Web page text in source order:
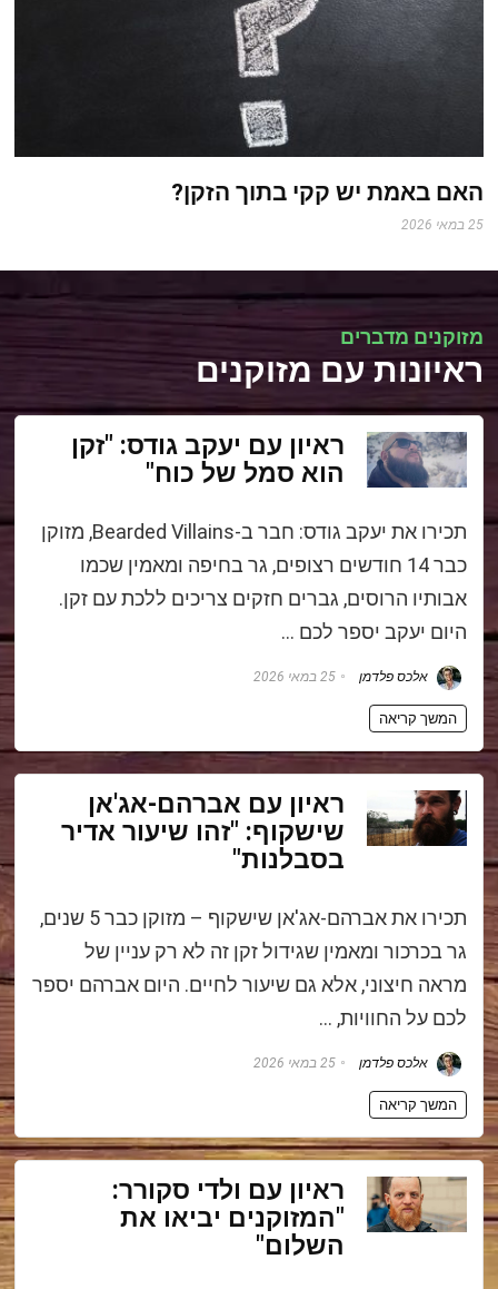
האם באמת יש קקי בתוך הזקן?
25 במאי 2026
מזוקנים מדברים
ראיונות עם מזוקנים
ראיון עם יעקב גודס: "זקן
הוא סמל של כוח"
תכירו את יעקב גודס: חבר ב-Bearded Villains, מזוקן
כבר 14 חודשים רצופים, גר בחיפה ומאמין שכמו
אבותיו הרוסים, גברים חזקים צריכים ללכת עם זקן.
היום יעקב יספר לכם …
אלכס פלדמן 25 במאי 2026
המשך קריאה
ראיון עם אברהם-אג'אן
שישקוף: "זהו שיעור אדיר
בסבלנות"
תכירו את אברהם-אג'אן שישקוף – מזוקן כבר 5 שנים,
גר בכרכור ומאמין שגידול זקן זה לא רק עניין של
מראה חיצוני, אלא גם שיעור לחיים. היום אברהם יספר
לכם על החוויות, …
אלכס פלדמן 25 במאי 2026
המשך קריאה
ראיון עם ולדי סקורר:
"המזוקנים יביאו את
השלום"